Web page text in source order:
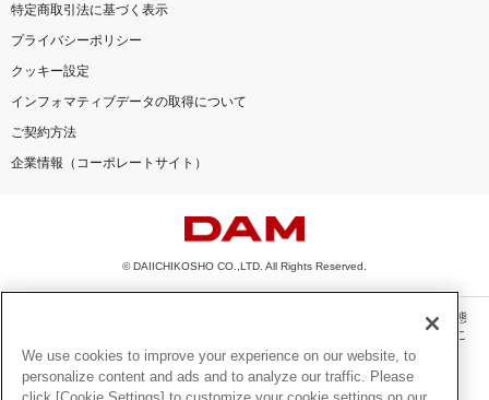
特定商取引法に基づく表示
プライバシーポリシー
クッキー設定
インフォマティブデータの取得について
ご契約方法
企業情報（コーポレートサイト）
© DAIICHIKOSHO CO.,LTD. All Rights Reserved.
このサイトに掲載されている一切の文章・画像・写真・動画・音声等を、手段や形態
を問わず、著作権法の定める範囲を超えて無断で複製、転載、ファイル化などするこ
とを禁じます。
楽曲及びコンテンツは、機種によりご利用いただけない場合があります。
We use cookies to improve your experience on our website, to
personalize content and ads and to analyze our traffic. Please